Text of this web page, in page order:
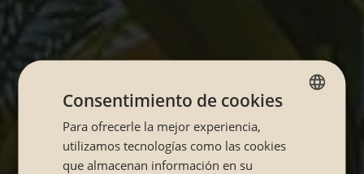
CATALÁN
Consentimiento de cookies
Para ofrecerle la mejor experiencia,
utilizamos tecnologías como las cookies
que almacenan información en su